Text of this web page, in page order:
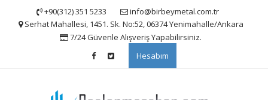
+90(312) 351 5233
info@birbeymetal.com.tr
Serhat Mahallesi, 1451. Sk. No:52, 06374 Yenimahalle/Ankara
7/24 Güvenle Alışveriş Yapabilirsiniz.
Hesabım